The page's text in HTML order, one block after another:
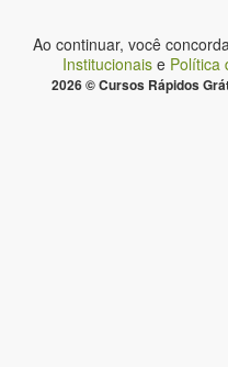
Ao continuar, você
Institucionais e Política
2026 © Cursos Rápidos